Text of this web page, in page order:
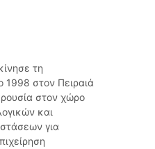
τη
1998 στον Πειραιά
στον χώρο
και
για